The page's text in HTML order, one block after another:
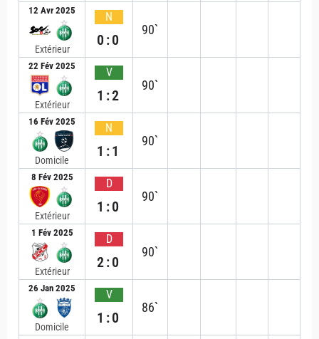
12 Avr 2025
Extérieur
N
0:0
90`
22 Fév 2025
Extérieur
V
1:2
90`
16 Fév 2025
Domicile
N
1:1
90`
8 Fév 2025
Extérieur
D
1:0
90`
1 Fév 2025
Extérieur
D
2:0
90`
26 Jan 2025
Domicile
V
1:0
86`